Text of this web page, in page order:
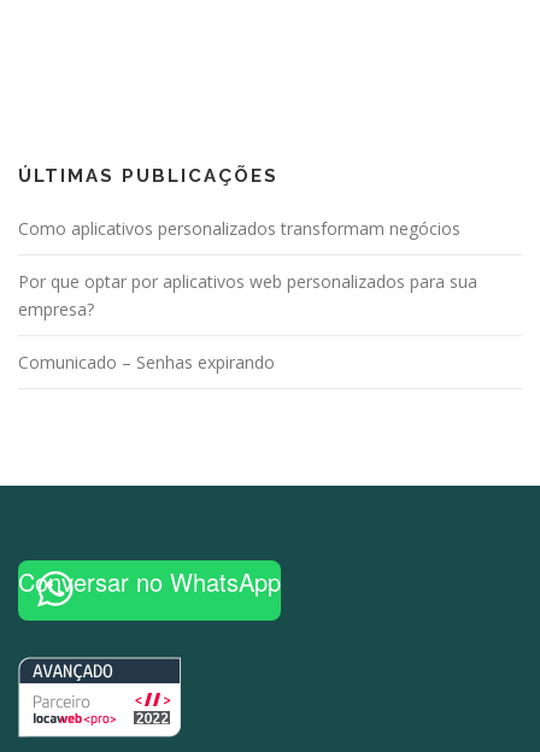
ÚLTIMAS PUBLICAÇÕES
Como aplicativos personalizados transformam negócios
Por que optar por aplicativos web personalizados para sua
empresa?
Comunicado – Senhas expirando
Conversar no WhatsApp